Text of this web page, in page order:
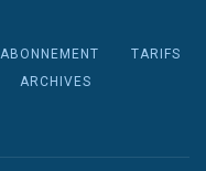
ABONNEMENT
TARIFS
ARCHIVES